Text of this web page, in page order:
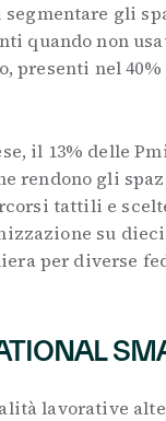
gli
quando non
nel
il 13% delle
rendono gli
tattili e
su
per diverse
lavorative